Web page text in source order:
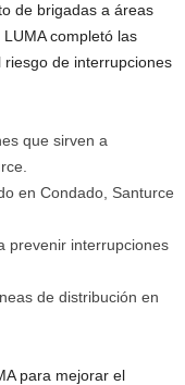
de brigadas a áreas
completó las
de interrupciones
que sirven a
en Condado, Santurce
prevenir interrupciones
de distribución en
para mejorar el